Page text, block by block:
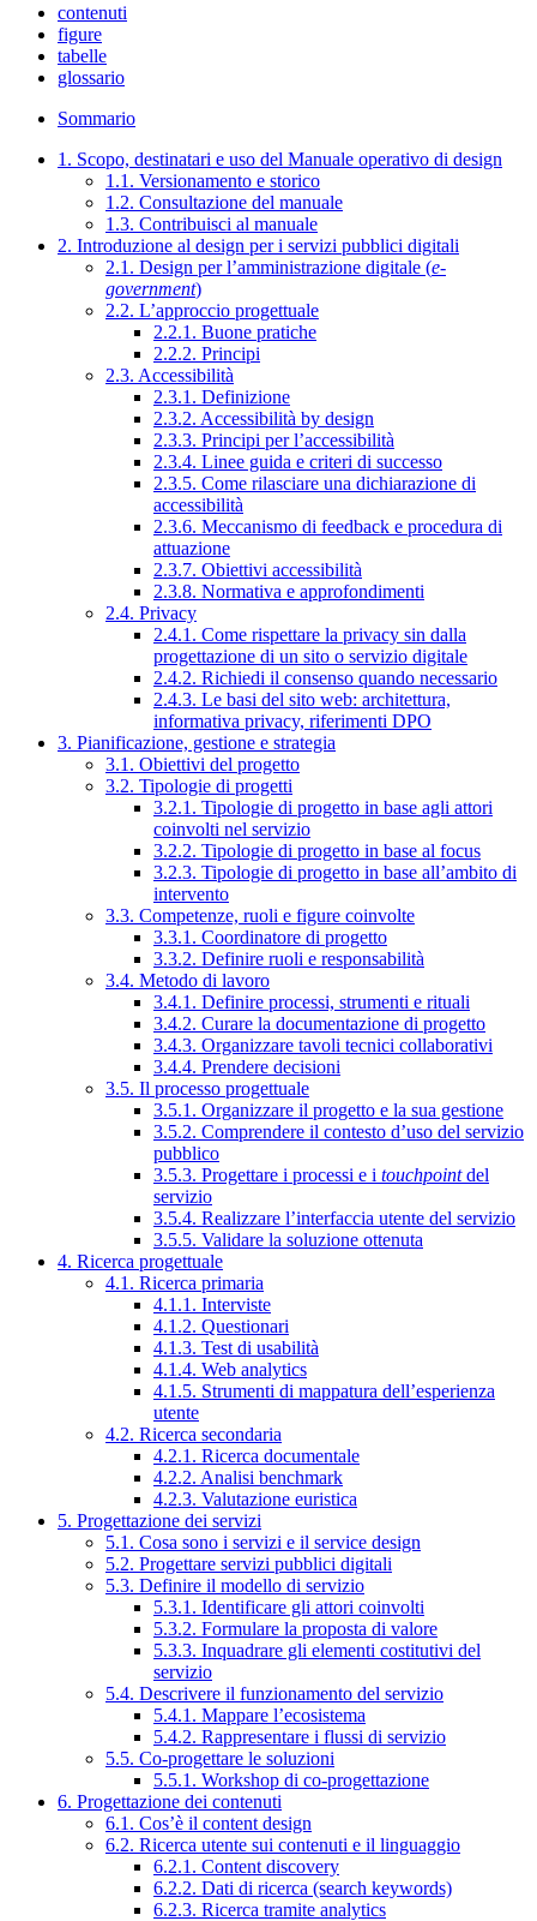
contenuti
figure
tabelle
glossario
Sommario
1. Scopo, destinatari e uso del Manuale operativo di design
1.1. Versionamento e storico
1.2. Consultazione del manuale
1.3. Contribuisci al manuale
2. Introduzione al design per i servizi pubblici digitali
2.1. Design per l’amministrazione digitale (e-
government)
2.2. L’approccio progettuale
2.2.1. Buone pratiche
2.2.2. Principi
2.3. Accessibilità
2.3.1. Definizione
2.3.2. Accessibilità by design
2.3.3. Principi per l’accessibilità
2.3.4. Linee guida e criteri di successo
2.3.5. Come rilasciare una dichiarazione di
accessibilità
2.3.6. Meccanismo di feedback e procedura di
attuazione
2.3.7. Obiettivi accessibilità
2.3.8. Normativa e approfondimenti
2.4. Privacy
2.4.1. Come rispettare la privacy sin dalla
progettazione di un sito o servizio digitale
2.4.2. Richiedi il consenso quando necessario
2.4.3. Le basi del sito web: architettura,
informativa privacy, riferimenti DPO
3. Pianificazione, gestione e strategia
3.1. Obiettivi del progetto
3.2. Tipologie di progetti
3.2.1. Tipologie di progetto in base agli attori
coinvolti nel servizio
3.2.2. Tipologie di progetto in base al focus
3.2.3. Tipologie di progetto in base all’ambito di
intervento
3.3. Competenze, ruoli e figure coinvolte
3.3.1. Coordinatore di progetto
3.3.2. Definire ruoli e responsabilità
3.4. Metodo di lavoro
3.4.1. Definire processi, strumenti e rituali
3.4.2. Curare la documentazione di progetto
3.4.3. Organizzare tavoli tecnici collaborativi
3.4.4. Prendere decisioni
3.5. Il processo progettuale
3.5.1. Organizzare il progetto e la sua gestione
3.5.2. Comprendere il contesto d’uso del servizio
pubblico
3.5.3. Progettare i processi e i touchpointdel
servizio
3.5.4. Realizzare l’interfaccia utente del servizio
3.5.5. Validare la soluzione ottenuta
4. Ricerca progettuale
4.1. Ricerca primaria
4.1.1. Interviste
4.1.2. Questionari
4.1.3. Test di usabilità
4.1.4. Web analytics
4.1.5. Strumenti di mappatura dell’esperienza
utente
4.2. Ricerca secondaria
4.2.1. Ricerca documentale
4.2.2. Analisi benchmark
4.2.3. Valutazione euristica
5. Progettazione dei servizi
5.1. Cosa sono i servizi e il service design
5.2. Progettare servizi pubblici digitali
5.3. Definire il modello di servizio
5.3.1. Identificare gli attori coinvolti
5.3.2. Formulare la proposta di valore
5.3.3. Inquadrare gli elementi costitutivi del
servizio
5.4. Descrivere il funzionamento del servizio
5.4.1. Mappare l’ecosistema
5.4.2. Rappresentare i flussi di servizio
5.5. Co-progettare le soluzioni
5.5.1. Workshop di co-progettazione
6. Progettazione dei contenuti
6.1. Cos’è il content design
6.2. Ricerca utente sui contenuti e il linguaggio
6.2.1. Content discovery
6.2.2. Dati di ricerca (search keywords)
6.2.3. Ricerca tramite analytics